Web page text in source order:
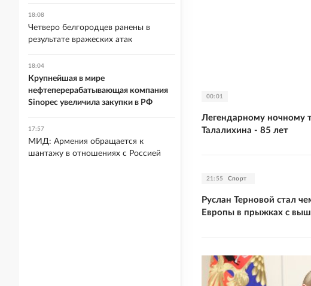
00:01
Легендарному ночному
Талалихина - 85 лет
21:55 Спорт
Руслан Терновой стал
Европы в прыжках с
18:08
Четверо белгородцев ранены в
результате вражеских атак
18:04
Крупнейшая в мире
нефтеперерабатывающая компания
Sinopec увеличила закупки в РФ
17:57
МИД: Армения обращается к
шантажу в отношениях с Россией